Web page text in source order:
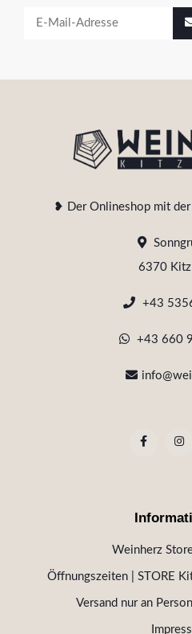
❥ Der Onlineshop mit der
6370
+43
+43 660
Weinherz
Öffnungszeiten | STORE
Versand nur an